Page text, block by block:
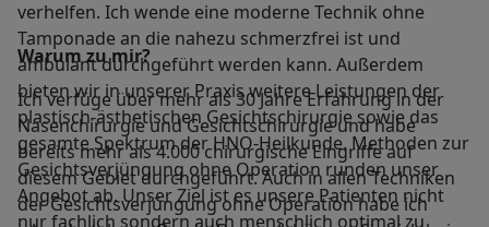
verhelfen. Ich wende eine moderne Technik ohne
Tamponade an die nahezu schmerzfrei ist und
ambulant durchgeführt werden kann. Außerdem
bieten wir in unserer Praxis weitere Leistungen der
plastisch-ästhetischen Gesichtschirurgie sowie das
gesamte Spektrum der HNO-Heilkunde. Methoden zur
Gesichtsverjüngung ohne Operation runden unser
Angebot ab. Unser Ziel ist es unsere Patienten nicht
nur fachlich sondern auch menschlich optimal zu
Warum zu mir?
Ich verfüge über mehr als 30 Jahre Erfahrung in der
Nasenchirurgie und Gesichtschirurgie und habe
bereits mehr als 4.000 chirurgische Eingriffe auf
diesem Gebiet durchgeführt. Auch in allen Techniken
der Gesichtsverjüngung ohne Operation habe ich